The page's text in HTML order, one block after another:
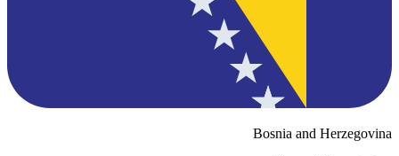
Bosnia and Herzegovina